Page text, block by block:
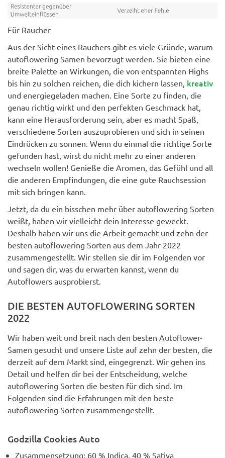
Für Raucher
Aus der Sicht eines Rauchers gibt es viele Gründe, warum
autoflowering Samen bevorzugt werden. Sie bieten eine
breite Palette an Wirkungen, die von entspannten Highs
bis hin zu solchen reichen, die dich kichern lassen, kreativ
und energiegeladen machen. Eine Sorte zu finden, die
genau richtig wirkt und den perfekten Geschmack hat,
kann eine Herausforderung sein, aber es macht Spaß,
verschiedene Sorten auszuprobieren und sich in seinen
Eindrücken zu sonnen. Wenn du einmal die richtige Sorte
gefunden hast, wirst du nicht mehr zu einer anderen
wechseln wollen! Genieße die Aromen, das Gefühl und all
die anderen Empfindungen, die eine gute Rauchsession
mit sich bringen kann.
Jetzt, da du ein bisschen mehr über autoflowering Sorten
weißt, haben wir vielleicht dein Interesse geweckt.
Deshalb haben wir uns die Arbeit gemacht und zehn der
besten autoflowering Sorten aus dem Jahr 2022
zusammengestellt. Wir stellen sie dir im Folgenden vor
und sagen dir, was du erwarten kannst, wenn du
Autoflowers ausprobierst.
DIE BESTEN AUTOFLOWERING SORTEN
2022
Wir haben weit und breit nach den besten Autoflower-
Samen gesucht und unsere Liste auf zehn der besten, die
derzeit auf dem Markt sind, eingegrenzt. Wir gehen ins
Detail und helfen dir bei der Entscheidung, welche
autoflowering Sorten die besten für dich sind. Im
Folgenden sind die Erfahrungen mit den beste
autoflowering Sorten zusammengestellt.
Godzilla Cookies Auto
Zusammensetzung: 60 % Indica, 40 % Sativa